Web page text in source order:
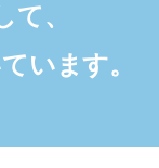
て、
います。